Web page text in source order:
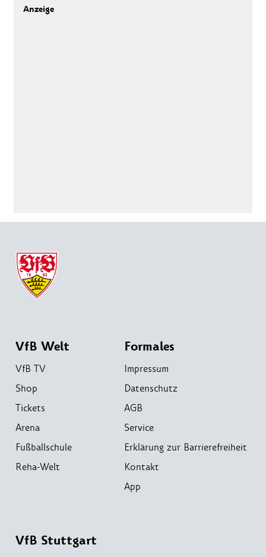
VfB Welt
VfB TV
Shop
Tickets
Arena
Fußballschule
Reha-Welt
Formales
Impressum
Datenschutz
AGB
Service
Erklärung zur Barrierefreiheit
Kontakt
App
VfB Stuttgart